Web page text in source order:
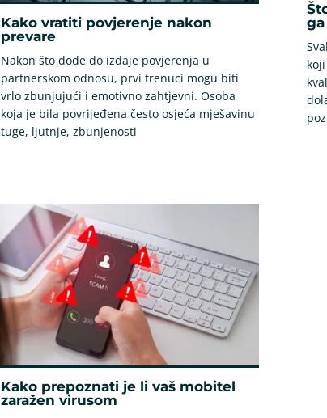
Kako vratiti povjerenje nakon
prevare
Nakon što dođe do izdaje povjerenja u
partnerskom odnosu, prvi trenuci mogu biti
vrlo zbunjujući i emotivno zahtjevni. Osoba
koja je bila povrijeđena često osjeća mješavinu
tuge, ljutnje, zbunjenosti
Kako prepoznati je li vaš mobitel
zaražen virusom